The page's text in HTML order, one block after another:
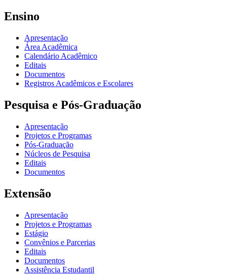
Ensino
Apresentação
Área Acadêmica
Calendário Acadêmico
Editais
Documentos
Registros Acadêmicos e Escolares
Pesquisa e Pós-Graduação
Apresentação
Projetos e Programas
Pós-Graduação
Núcleos de Pesquisa
Editais
Documentos
Extensão
Apresentação
Projetos e Programas
Estágio
Convênios e Parcerias
Editais
Documentos
Assistência Estudantil